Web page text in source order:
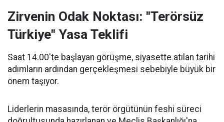
Zirvenin Odak Noktası: "Terörsüz
Türkiye" Yasa Teklifi
Saat 14.00'te başlayan görüşme, siyasette atılan tarihi
adımların ardından gerçekleşmesi sebebiyle büyük bir
önem taşıyor.
Liderlerin masasında, terör örgütünün feshi süreci